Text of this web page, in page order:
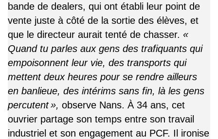
bande de dealers, qui ont établi leur point de
vente juste à côté de la sortie des élèves, et
que le directeur aurait tenté de chasser. «
Quand tu parles aux gens des trafiquants qui
empoisonnent leur vie, des transports qui
mettent deux heures pour se rendre ailleurs
en banlieue, des intérims sans fin, là les gens
percutent », observe Nans. À 34 ans, cet
ouvrier partage son temps entre son travail
industriel et son engagement au PCF. Il ironise